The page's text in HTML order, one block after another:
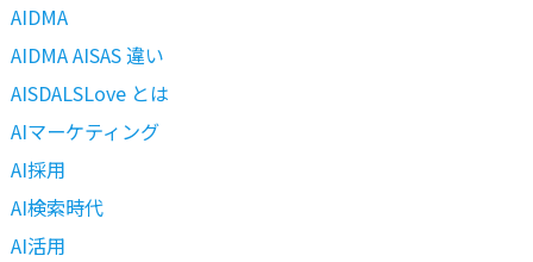
AIDMA
AIDMA AISAS 違い
AISDALSLove とは
AIマーケティング
AI採用
AI検索時代
AI活用